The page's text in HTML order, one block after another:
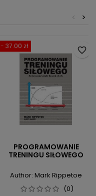
>
<
- 37.00 zł
PROGRAMOWANIE
TRENINGU SIŁOWEGO
Author: Mark Rippetoe
(0)
favorite_border